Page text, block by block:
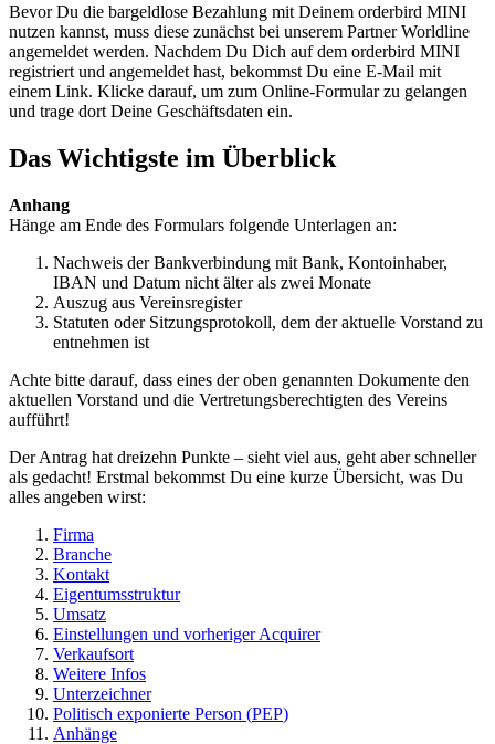
Bevor Du die bargeldlose Bezahlung mit Deinem orderbird MINI
nutzen kannst, muss diese zunächst bei unserem Partner Worldline
angemeldet werden. Nachdem Du Dich auf dem orderbird MINI
registriert und angemeldet hast, bekommst Du eine E-Mail mit
einem Link. Klicke darauf, um zum Online-Formular zu gelangen
und trage dort Deine Geschäftsdaten ein.
Das Wichtigste im Überblick
Anhang
Hänge am Ende des Formulars folgende Unterlagen an:
Nachweis der Bankverbindung mit Bank, Kontoinhaber,
IBAN und Datum nicht älter als zwei Monate
Auszug aus Vereinsregister
Statuten oder Sitzungsprotokoll, dem der aktuelle Vorstand zu
entnehmen ist
Achte bitte darauf, dass eines der oben genannten Dokumente den
aktuellen Vorstand und die Vertretungsberechtigten des Vereins
aufführt!
Der Antrag hat dreizehn Punkte – sieht viel aus, geht aber schneller
als gedacht! Erstmal bekommst Du eine kurze Übersicht, was Du
alles angeben wirst:
Firma
Branche
Kontakt
Eigentumsstruktur
Umsatz
Einstellungen und vorheriger Acquirer
Verkaufsort
Weitere Infos
Unterzeichner
Politisch exponierte Person (PEP)
Anhänge